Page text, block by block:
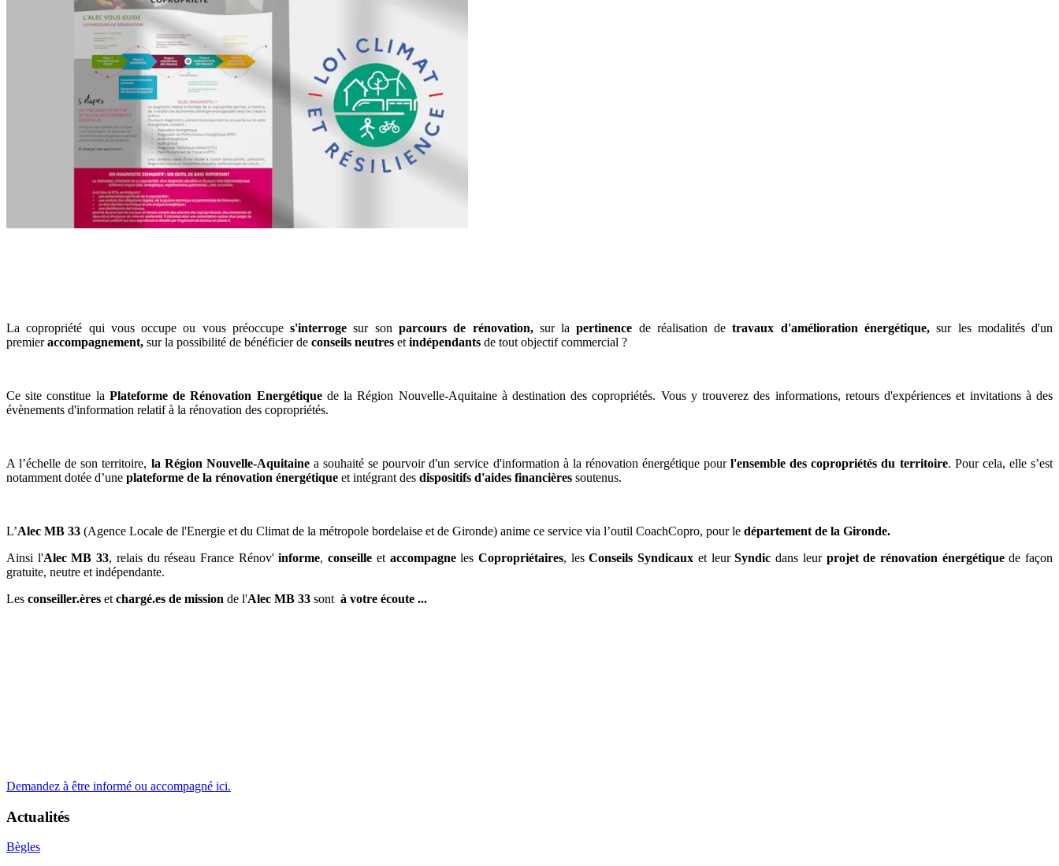
La copropriété qui vous occupe ou vous préoccupes'interrogesur son parcours de rénovation, sur lapertinence de réalisation de travaux d'amélioration énergétique,sur les modalités d'un
premieraccompagnement, sur la possibilité de bénéficier de conseils neutres et indépendants de tout objectif commercial ?
Ce site constitue la Plateforme de Rénovation Energétiquede la Région Nouvelle-Aquitaine à destination des copropriétés. Vous y trouverez des informations, retours d'expériences et invitations à des
évènements d'information relatif à la rénovation des copropriétés.
A l’échelle de son territoire, la Région Nouvelle-Aquitaine a souhaité se pourvoir d'un service d'information à la rénovation énergétique pourl'ensemble des copropriétés du territoire. Pour cela, elle s’est
notamment dotée d’une plateforme de la rénovation énergétique et intégrant des dispositifs d'aides financières soutenus.
L’Alec MB 33 (Agence Locale de l'Energie et du Climat de la métropole bordelaise et de Gironde) anime ce service via l’outil CoachCopro, pour le département de la Gironde.
Ainsi l'Alec MB 33, relais du réseau France Rénov'informe, conseille et accompagnelesCopropriétaires, lesConseils Syndicaux et leurSyndic dans leur projet de rénovation énergétiquede façon
gratuite, neutre et indépendante.
Les conseiller.ères et chargé.es de mission de l'Alec MB 33 sont à votre écoute ...
Demandez à être informé ou accompagné ici.
Actualités
Bègles